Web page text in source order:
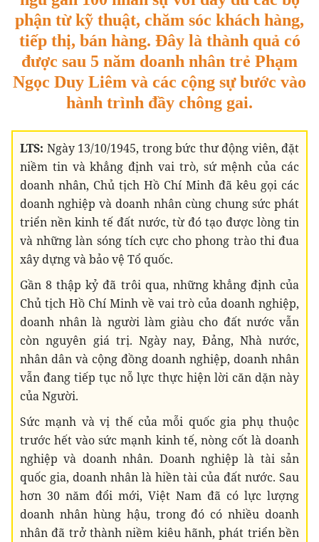
phận từ kỹ thuật, chăm sóc khách hàng,
tiếp thị, bán hàng. Đây là thành quả có
được sau 5 năm doanh nhân trẻ Phạm
Ngọc Duy Liêm và các cộng sự bước vào
hành trình đầy chông gai.
LTS: Ngày 13/10/1945, trong bức thư động viên, đặt
niềm tin và khẳng định vai trò, sứ mệnh của các
doanh nhân, Chủ tịch Hồ Chí Minh đã kêu gọi các
doanh nghiệp và doanh nhân cùng chung sức phát
triển nền kinh tế đất nước, từ đó tạo được lòng tin
và những làn sóng tích cực cho phong trào thi đua
xây dựng và bảo vệ Tổ quốc.
Gần 8 thập kỷ đã trôi qua, những khẳng định của
Chủ tịch Hồ Chí Minh về vai trò của doanh nghiệp,
doanh nhân là người làm giàu cho đất nước vẫn
còn nguyên giá trị. Ngày nay, Đảng, Nhà nước,
nhân dân và cộng đồng doanh nghiệp, doanh nhân
vẫn đang tiếp tục nỗ lực thực hiện lời căn dặn này
của Người.
Sức mạnh và vị thế của mỗi quốc gia phụ thuộc
trước hết vào sức mạnh kinh tế, nòng cốt là doanh
nghiệp và doanh nhân. Doanh nghiệp là tài sản
quốc gia, doanh nhân là hiền tài của đất nước. Sau
hơn 30 năm đổi mới, Việt Nam đã có lực lượng
doanh nhân hùng hậu, trong đó có nhiều doanh
nhân đã trở thành niềm kiêu hãnh, phát triển bền